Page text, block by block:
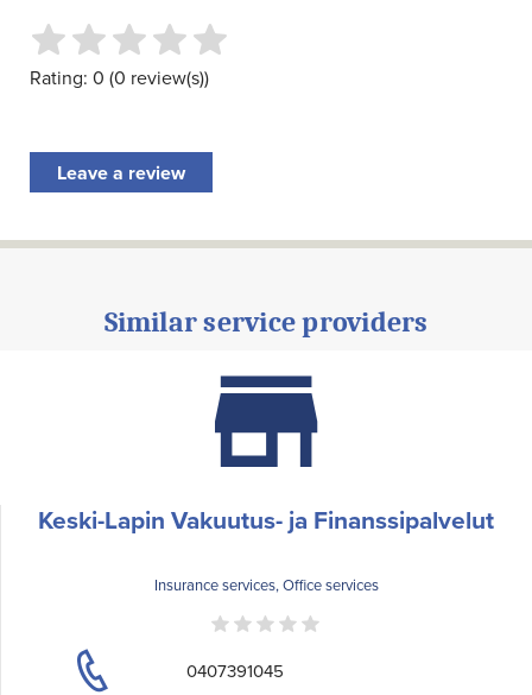
Rating: 0 (0 review(s))
Leave a review
Similar service providers
Keski-Lapin Vakuutus- ja Finanssipalvelut
Insurance services, Office services
0407391045